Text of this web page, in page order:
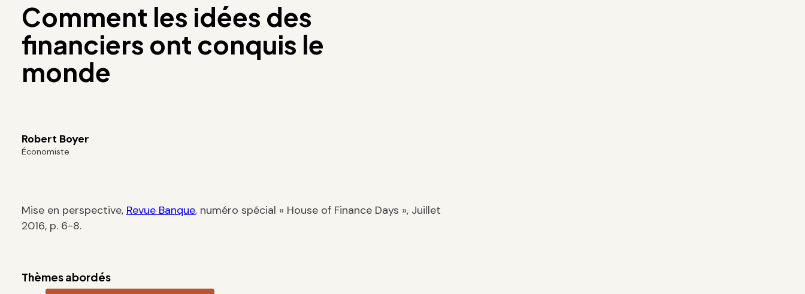
Comment les idées des
financiers ont conquis le
monde
Robert Boyer
Économiste
Mise en perspective, Revue Banque, numéro spécial « House of Finance Days », Juillet
2016, p. 6-8.
Thèmes abordés